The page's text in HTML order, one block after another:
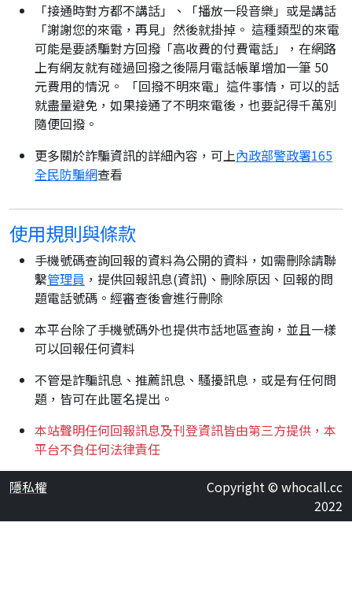
「接通時對方都不講話」、「播放一段音樂」或是講話
「謝謝您的來電，再見」然後就掛掉。 這種類型的來電
可能是要誘騙對方回撥「高收費的付費電話」，在網路
上有網友就有碰過回撥之後隔月電話帳單增加一筆 50
元費用的情況。 「回撥不明來電」這件事情，可以的話
就盡量避免，如果接通了不明來電後，也要記得千萬別
隨便回撥。
更多關於詐騙資訊的詳細內容，可上內政部警政署165
全民防騙網查看
使用規則與條款
手機號碼查詢回報的資料為公開的資料，如需刪除請聯
繫管理員 ，提供回報訊息(資訊)、刪除原因、回報的問
題電話號碼。經審查後會進行刪除
本平台除了手機號碼外也提供市話地區查詢，並且一樣
可以回報任何資料
不管是詐騙訊息、推薦訊息、騷擾訊息，或是有任何問
題，皆可在此匿名提出。
本站聲明任何回報訊息及刊登資訊皆由第三方提供，本
平台不負任何法律責任
隱私權
Copyright © whocall.cc
2022